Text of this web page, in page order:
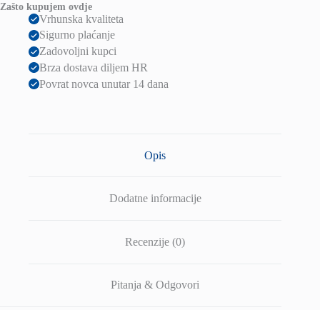
Zašto kupujem ovdje
Vrhunska kvaliteta
Sigurno plaćanje
Zadovoljni kupci
Brza dostava diljem HR
Povrat novca unutar 14 dana
Opis
Dodatne informacije
Recenzije (0)
Pitanja & Odgovori